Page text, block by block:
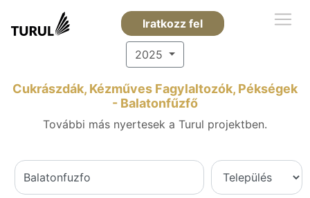
Iratkozz fel
2025
Cukrászdák, Kézműves Fagylaltozók, Pékségek
- Balatonfűzfő
További más nyertesek a Turul projektben.